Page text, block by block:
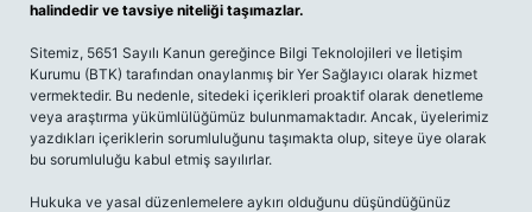
halindedir ve tavsiye niteliği taşımazlar.
Sitemiz, 5651 Sayılı Kanun gereğince Bilgi Teknolojileri ve İletişim
Kurumu (BTK) tarafından onaylanmış bir Yer Sağlayıcı olarak hizmet
vermektedir. Bu nedenle, sitedeki içerikleri proaktif olarak denetleme
veya araştırma yükümlülüğümüz bulunmamaktadır. Ancak, üyelerimiz
yazdıkları içeriklerin sorumluluğunu taşımakta olup, siteye üye olarak
bu sorumluluğu kabul etmiş sayılırlar.
Hukuka ve yasal düzenlemelere aykırı olduğunu düşündüğünüz